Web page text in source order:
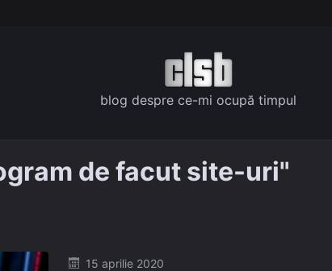
blog despre ce-mi ocupă timpul
de facut site-uri"
Posted
15 aprilie 2020